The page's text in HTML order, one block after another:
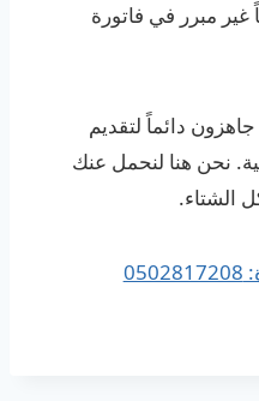
مبرر في فاتورة
جاهزون دائماً لتقديم
نحن هنا لنحمل عنك
الشتاء.